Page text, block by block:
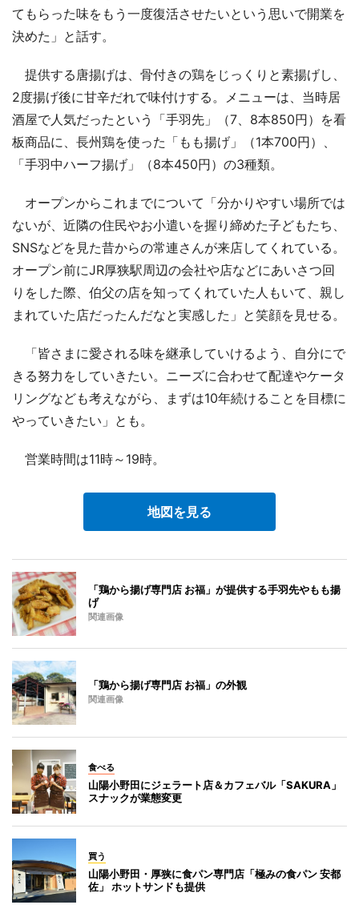
てもらった味をもう一度復活させたいという思いで開業を
決めた」と話す。
提供する唐揚げは、骨付きの鶏をじっくりと素揚げし、
2度揚げ後に甘辛だれで味付けする。メニューは、当時居
酒屋で人気だったという「手羽先」（7、8本850円）を看
板商品に、長州鶏を使った「もも揚げ」（1本700円）、
「手羽中ハーフ揚げ」（8本450円）の3種類。
オープンからこれまでについて「分かりやすい場所では
ないが、近隣の住民やお小遣いを握り締めた子どもたち、
SNSなどを見た昔からの常連さんが来店してくれている。
オープン前にJR厚狭駅周辺の会社や店などにあいさつ回
りをした際、伯父の店を知ってくれていた人もいて、親し
まれていた店だったんだなと実感した」と笑顔を見せる。
「皆さまに愛される味を継承していけるよう、自分にで
きる努力をしていきたい。ニーズに合わせて配達やケータ
リングなども考えながら、まずは10年続けることを目標に
やっていきたい」とも。
営業時間は11時～19時。
地図を見る
「鶏から揚げ専門店 お福」が提供する手羽先やもも揚
げ
関連画像
「鶏から揚げ専門店 お福」の外観
関連画像
食べる
山陽小野田にジェラート店＆カフェバル「SAKURA」
スナックが業態変更
買う
山陽小野田・厚狭に食パン専門店「極みの食パン 安都
佐」 ホットサンドも提供